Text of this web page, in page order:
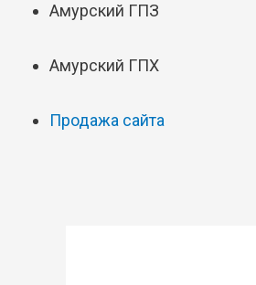
Амурский ГПЗ
Амурский ГПХ
Продажа сайта